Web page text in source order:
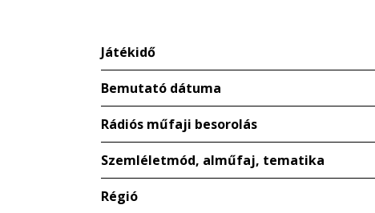
Játékidő
Bemutató dátuma
Rádiós műfaji besorolás
Szemléletmód, alműfaj, tematika
Régió